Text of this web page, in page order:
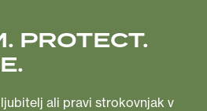
PROTECT.
ali pravi strokovnjak v